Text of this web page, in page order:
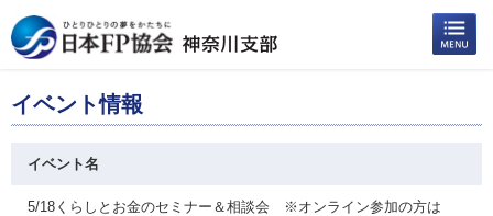
イベント情報
イベント名
5/18くらしとお金のセミナー＆相談会 ※オンライン参加の方は